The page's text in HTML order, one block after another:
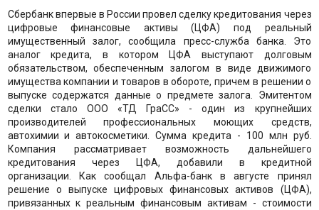
Сбербанк впервые в России провел сделку кредитования через
цифровые финансовые активы (ЦФА) под реальный
имущественный залог, сообщила пресс-служба банка. Это
аналог кредита, в котором ЦФА выступают долговым
обязательством, обеспеченным залогом в виде движимого
имущества компании и товаров в обороте, причем в решении о
выпуске содержатся данные о предмете залога. Эмитентом
сделки стало ООО «ТД ГраСС» - один из крупнейших
производителей профессиональных моющих средств,
автохимии и автокосметики. Сумма кредита - 100 млн руб.
Компания рассматривает возможность дальнейшего
кредитования через ЦФА, добавили в кредитной
организации. Как сообщал Альфа-банк в августе принял
решение о выпуске цифровых финансовых активов (ЦФА),
привязанных к реальным финансовым активам - стоимости